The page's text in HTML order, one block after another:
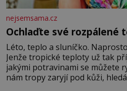
nejsemsama.cz
Ochlaďte své rozpálené
Léto, teplo a sluníčko.
Jenže tropické teploty už tak
jakými potravinami se můžete
nám tropy zaryjí pod kůži,